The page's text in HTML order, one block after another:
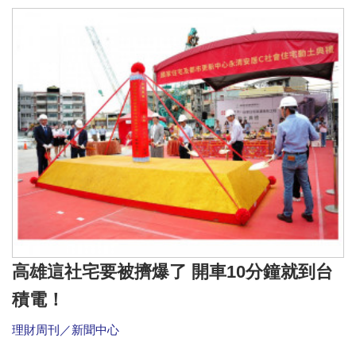
高雄這社宅要被擠爆了 開車10分鐘就到台
積電！
理財周刊／新聞中心